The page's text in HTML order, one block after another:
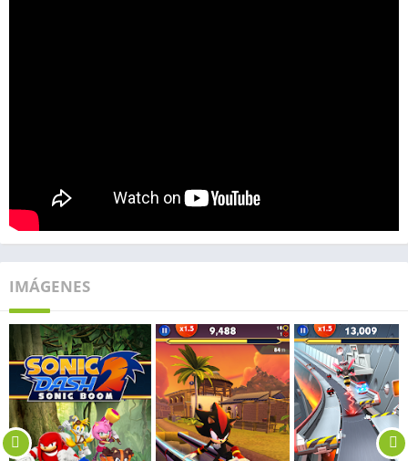
IMÁGENES